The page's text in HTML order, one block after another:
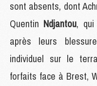
sont absents, dont
Quentin Ndjantou, qui
après leurs
individuel sur le
forfaits face à Brest,